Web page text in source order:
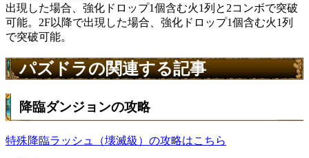
出現した場合、強化ドロップ1個含む火1列と2コンボで突破
可能。2F以降で出現した場合、強化ドロップ1個含む火1列
で突破可能。
パズドラの関連する記事
降臨ダンジョンの攻略
特殊降臨ラッシュ（壊滅級）の攻略はこちら